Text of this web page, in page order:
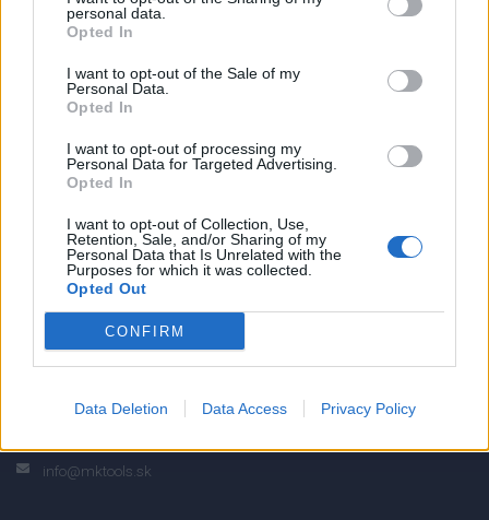
personal data.
Opted In
I want to opt-out of the Sale of my
Personal Data.
Opted In
I want to opt-out of processing my
Personal Data for Targeted Advertising.
Opted In
I want to opt-out of Collection, Use,
Retention, Sale, and/or Sharing of my
Personal Data that Is Unrelated with the
Purposes for which it was collected.
Opted Out
CONFIRM
Data Deletion Data Access Privacy Policy
Strojnícka 5, Prešov
Strojnícka 5, Prešov
051/776 56 18
info@mktools.sk